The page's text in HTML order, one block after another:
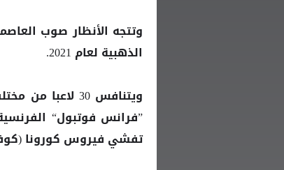
وتتجه الأنظار صوب
الذهبية لعام 2021.
ويتنافس 30
”فرانس فوتبول“
تفشي فيروس كورونا (كوفيد-19)، قبل أن تعود للحياة